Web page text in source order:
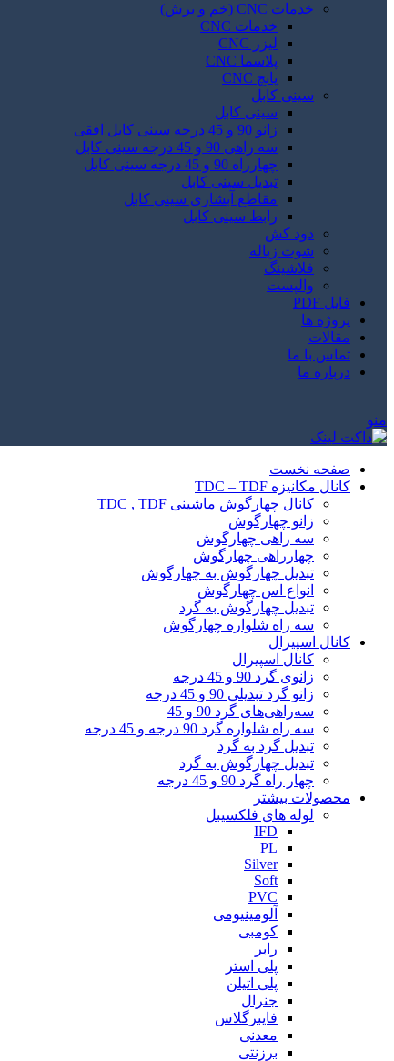
خدمات CNC (خم و برش)
خدمات CNC
لیزر CNC
پلاسما CNC
پانچ CNC
سینی کابل
سینی کابل
زانو 90 و 45 درجه سینی کابل افقی
سه راهی 90 و 45 درجه سینی کابل
چهارراه 90 و 45 درجه سینی کابل
تبدیل سینی کابل
مقاطع آبشاری سینی کابل
رابط سینی کابل
دود کش
شوت زباله
فلاشینگ
والپست
فایل PDF
پروژه ها
مقالات
تماس با ما
درباره ما
منو
صفحه نخست
کانال مکانیزه TDC – TDF
کانال چهارگوش ماشینی TDC , TDF
زانو چهارگوش
سه راهی چهارگوش
چهارراهی چهارگوش
تبدیل چهارگوش به چهارگوش
انواع اس چهارگوش
تبدیل چهارگوش به گرد
سه راه شلواره چهارگوش
کانال اسپیرال
کانال اسپیرال
زانوی گرد 90 و 45 درجه
زانو گرد تبدیلی 90 و 45 درجه
سه‌راهی‌های گرد 90 و 45
سه راه شلواره گرد 90 درجه و 45 درجه
تبدیل گرد به گرد
تبدیل چهارگوش به گرد
چهار راه گرد 90 و 45 درجه
محصولات بیشتر
لوله های فلکسیبل
IFD
PL
Silver
Soft
PVC
آلومینیومی
کومبی
رابر
پلی استر
پلی اتیلن
جنرال
فایبرگلاس
معدنی
برزنتی